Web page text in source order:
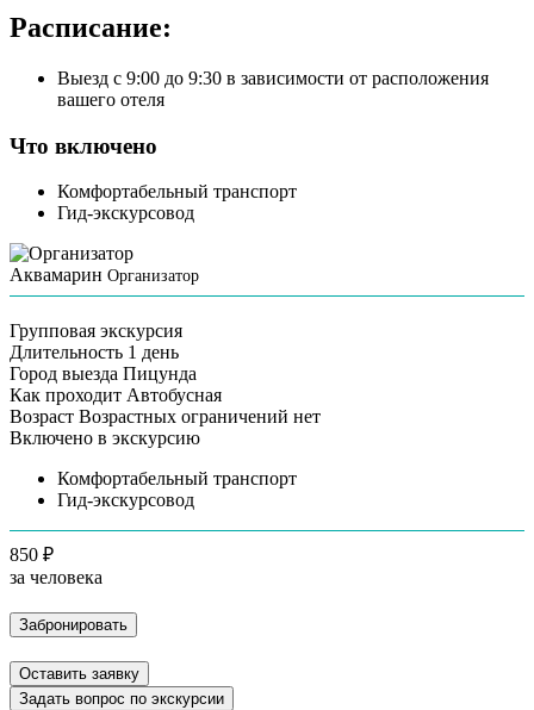
Расписание:
Выезд с 9:00 до 9:30 в зависимости от расположения
вашего отеля
Что включено
Комфортабельный транспорт
Гид-экскурсовод
Аквамарин Организатор
Групповая экскурсия
Длительность 1 день
Город выезда Пицунда
Как проходит Автобусная
Возраст Возрастных ограничений нет
Включено в экскурсию
Комфортабельный транспорт
Гид-экскурсовод
850 ₽
за человека
Забронировать
Оставить заявку
Задать вопрос по экскурсии